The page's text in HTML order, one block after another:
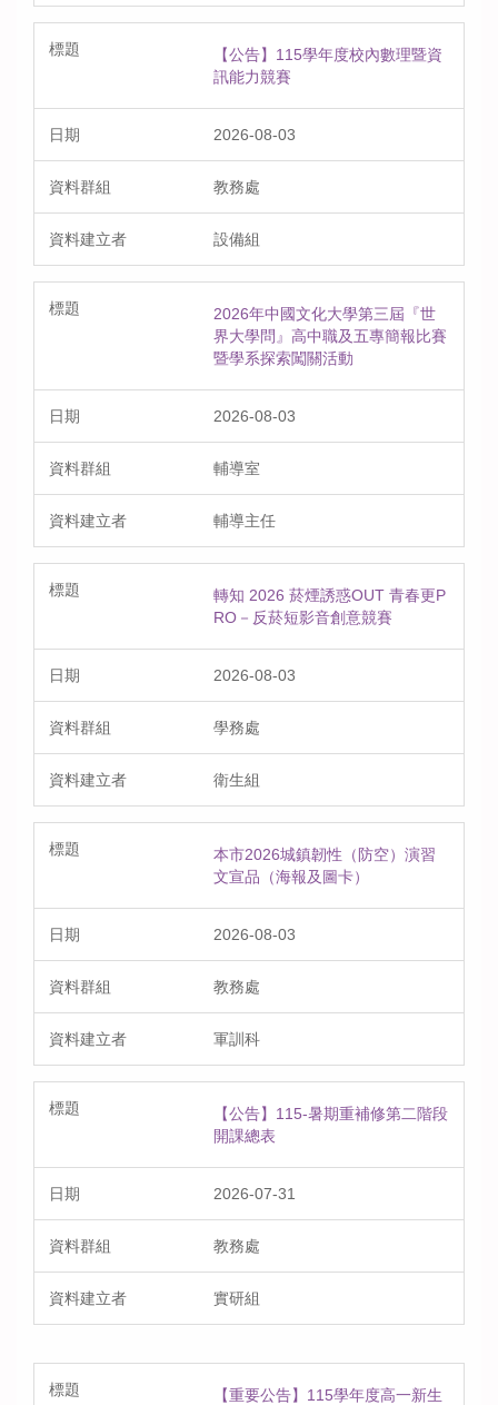
【公告】115學年度校內數理暨資
訊能力競賽
2026-08-03
教務處
設備組
2026年中國文化大學第三屆『世
界大學問』高中職及五專簡報比賽
暨學系探索闖關活動
2026-08-03
輔導室
輔導主任
轉知 2026 菸煙誘惑OUT 青春更P
RO－反菸短影音創意競賽
2026-08-03
學務處
衛生組
本市2026城鎮韌性（防空）演習
文宣品（海報及圖卡）
2026-08-03
教務處
軍訓科
【公告】115-暑期重補修第二階段
開課總表
2026-07-31
教務處
實研組
【重要公告】115學年度高一新生